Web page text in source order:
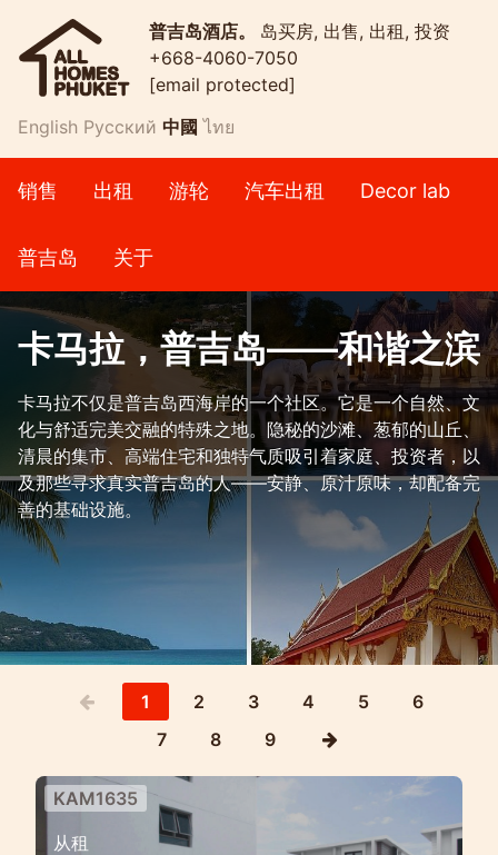
普吉岛酒店。 岛买房, 出售, 出租, 投资
+668-4060-7050
[email protected]
English Русский 中國 ไทย
销售 出租 游轮 汽车出租 Decor lab
普吉岛 关于
卡马拉，普吉岛——和谐之滨
卡马拉不仅是普吉岛西海岸的一个社区。它是一个自然、文
化与舒适完美交融的特殊之地。隐秘的沙滩、葱郁的山丘、
清晨的集市、高端住宅和独特气质吸引着家庭、投资者，以
及那些寻求真实普吉岛的人——安静、原汁原味，却配备完
善的基础设施。
1 2 3 4 5
6
7
8 9
卡馬拉麗晶飯店 1 房公寓
KAM1635
从租